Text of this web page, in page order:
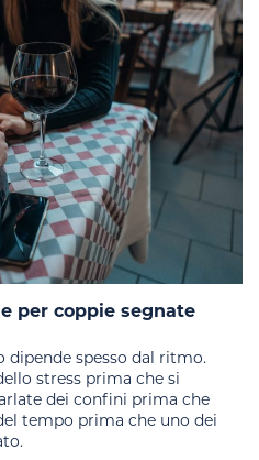
per coppie segnate
dipende spesso dal ritmo.
stress prima che si
dei confini prima che
tempo prima che uno dei